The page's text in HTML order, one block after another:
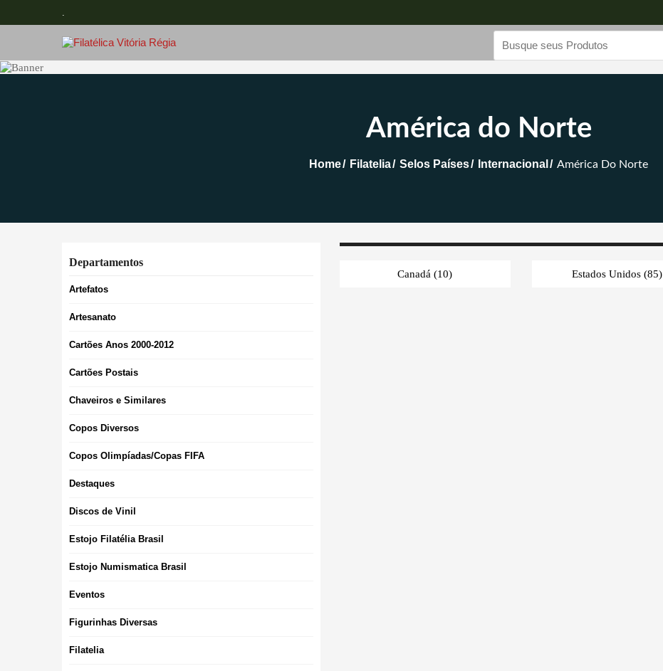
.
América do Norte
Home Filatelia Selos Países Internacional América Do Norte
Canadá(10) Estados Unidos (85)
Departamentos
Artefatos
Artesanato
Cartões Anos 2000-2012
Cartões Postais
Chaveiros e Similares
Copos Diversos
Copos Olimpíadas/Copas FIFA
Destaques
Discos de Vinil
Estojo Filatélia Brasil
Estojo Numismatica Brasil
Eventos
Figurinhas Diversas
Filatelia